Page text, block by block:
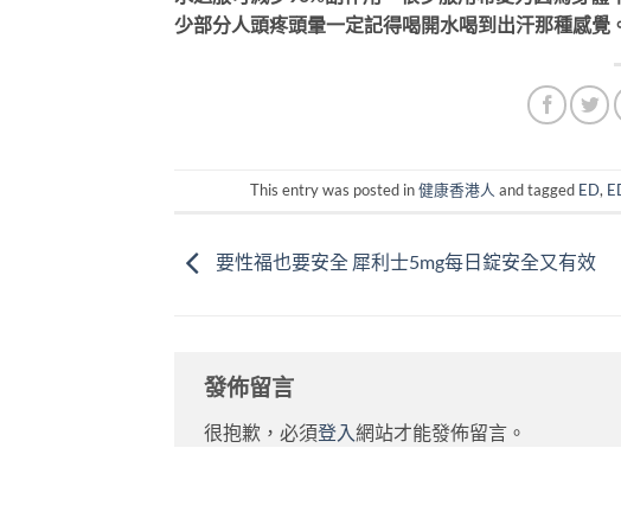
少部分人頭疼頭暈一定記得喝開水喝到出汗那種感覺
This entry was posted in健康香港人 and tagged ED,
要性福也要安全 犀利士5mg每日錠安全又有效
發佈留言
很抱歉，必須登入 網站才能發佈留言。